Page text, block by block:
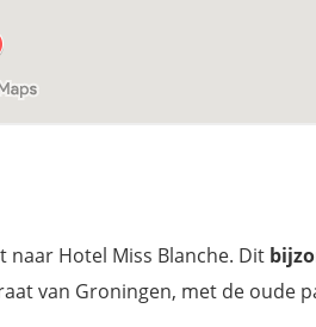
Hotel Miss Blanche. Dit
van Groningen, met de oude